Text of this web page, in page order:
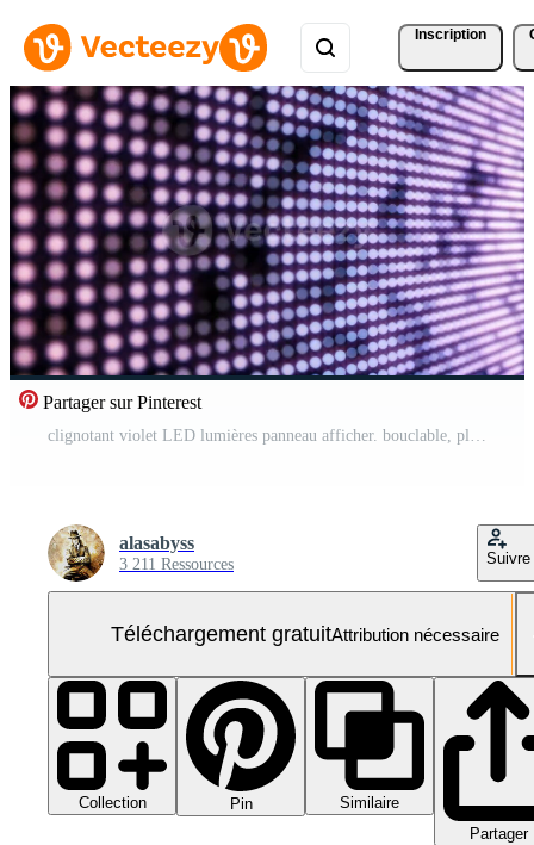
Inscription
Partager sur Pinterest
clignotant violet LED lumières panneau afficher. bouclable, plein HD mouvement Contexte. Vidéo Gratuite
alasabyss
3 211 Ressources Suivre
Téléchargement gratuitAttribution nécessaire
Collection Pin
Similaire
Partager